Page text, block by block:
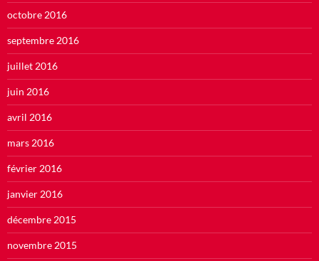
octobre 2016
septembre 2016
juillet 2016
juin 2016
avril 2016
mars 2016
février 2016
janvier 2016
décembre 2015
novembre 2015